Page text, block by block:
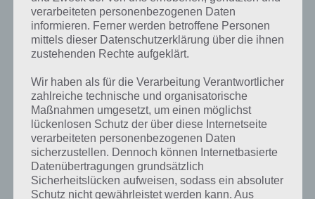
Kurze Begriffserklärung zur Lösung Stein
Stein ist die Lösung für das tägliche Bonus Rätsel am 1.3.2020 in 4
Bilder 1 Wort, doch welche Bedeutung hat dieses eigentlich und was
gibt es dazu zu wissen? Passt das Wort auch zu Irland? Zu
bestimmten Lösungen präsentieren wir daher auch immer eine
verarbeiteten personenbezogenen Daten
informieren. Ferner werden betroffene Personen
mittels dieser Datenschutzerklärung über die ihnen
zustehenden Rechte aufgeklärt.
Wir haben als für die Verarbeitung Verantwortlicher
zahlreiche technische und organisatorische
Maßnahmen umgesetzt, um einen möglichst
lückenlosen Schutz der über diese Internetseite
verarbeiteten personenbezogenen Daten
sicherzustellen. Dennoch können Internetbasierte
Datenübertragungen grundsätzlich
Sicherheitslücken aufweisen, sodass ein absoluter
Schutz nicht gewährleistet werden kann. Aus